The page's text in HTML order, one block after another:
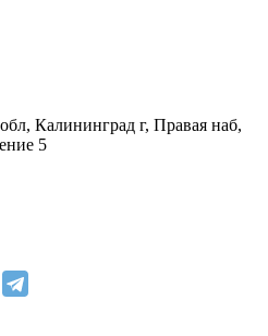
Калининград г, Правая наб,
5